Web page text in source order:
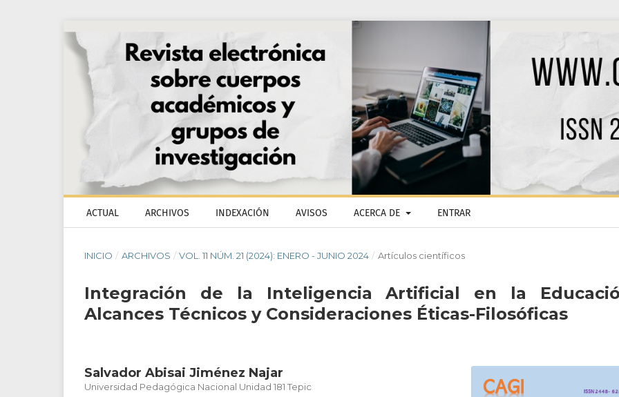
ACTUAL ARCHIVOS INDEXACIÓN AVISOS ACERCA DE ENTRAR
INICIO / ARCHIVOS / VOL. 11 NÚM. 21 (2024): ENERO - JUNIO 2024 / Artículos científicos
Integración de la Inteligencia Artificial en la
Alcances Técnicos y Consideraciones Éticas-Filosóficas
Salvador Abisai Jiménez Najar
Universidad Pedagógica Nacional Unidad 181 Tepic